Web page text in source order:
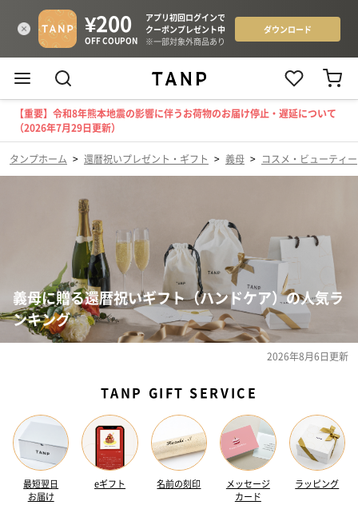
【重要】令和8年熊本地震の影響に伴うお荷物のお届け停止・遅延について
（2026年7月29日更新）
タンプホーム > 還暦祝いプレゼント・ギフト > 義母 > コスメ・ビューティー
義母に贈る還暦祝いギフト（ハンドケア）の人気ラ
ンキング
2026年8月6日更新
TANP GIFT SERVICE
最短翌日
お届け
eギフト 名前の刻印
メッセージ
カード
ラッピング